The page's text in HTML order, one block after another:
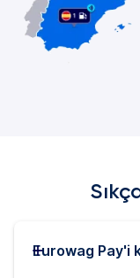
Eurowag Pay'i